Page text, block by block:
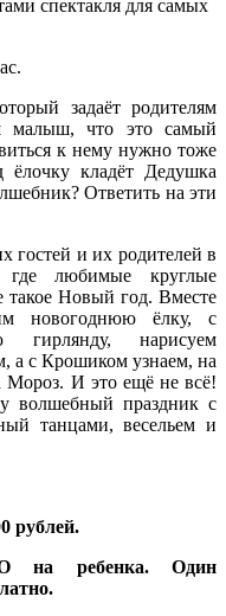
спектакля для самых
задаёт родителям
что это самый
к нему нужно тоже
кладёт Дедушка
Ответить на эти
и их родителей в
где любимые круглые
такое Новый год. Вместе
новогоднюю ёлку, с
гирлянду, нарисуем
а с Крошиком узнаем, на
Мороз. И это ещё не всё!
волшебный праздник с
танцами, весельем и
рублей.
на ребенка. Один